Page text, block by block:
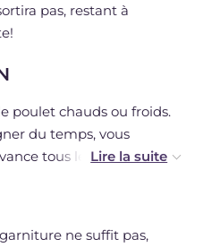
pas, restant à
poulet chauds ou froids.
du temps, vous
tous les ingrédients
les servir.
ne suffit pas,